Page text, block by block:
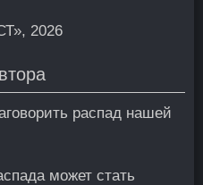
2026
распад нашей
может стать